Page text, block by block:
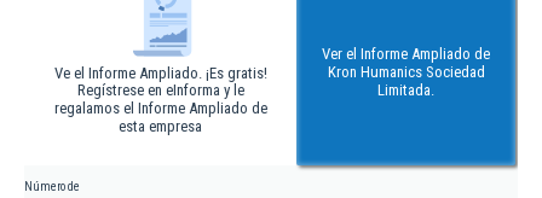
Ve el Informe Ampliado. ¡Es gratis!
Regístrese en eInforma y le
regalamos el Informe Ampliado de
esta empresa
Ver el Informe Ampliado de
Kron Humanics Sociedad
Limitada.
Número de